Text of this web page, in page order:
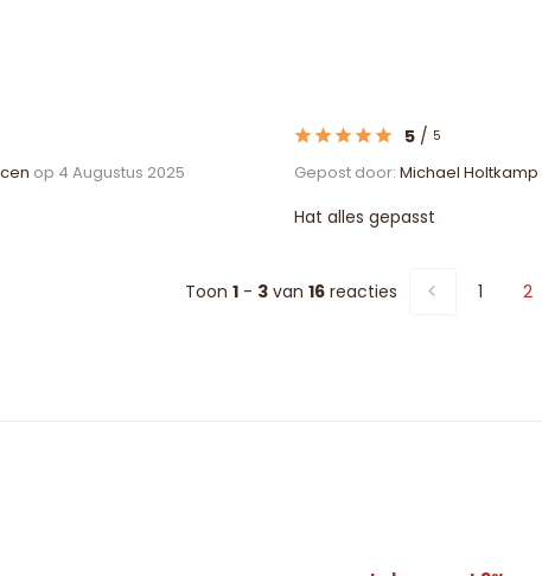
op 4 Augustus 2025
5 / 5
Gepost door:Michael Holtkamp
Hat alles gepasst
Toon 1 - 3 van 16 reacties 1 2